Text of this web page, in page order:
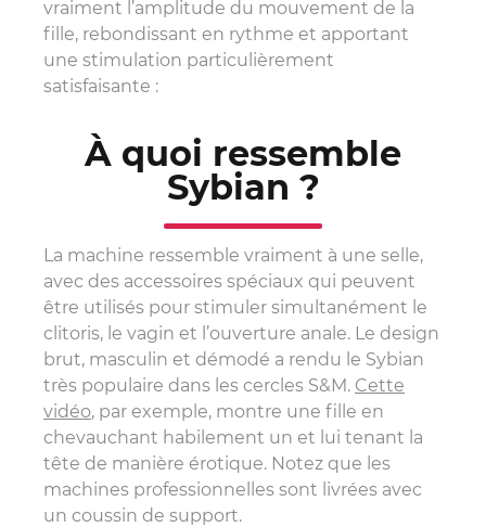
vraiment l’amplitude du mouvement de la
fille, rebondissant en rythme et apportant
une stimulation particulièrement
satisfaisante :
À quoi ressemble
Sybian ?
La machine ressemble vraiment à une selle,
avec des accessoires spéciaux qui peuvent
être utilisés pour stimuler simultanément le
clitoris, le vagin et l’ouverture anale. Le design
brut, masculin et démodé a rendu le Sybian
très populaire dans les cercles S&M. Cette
vidéo, par exemple, montre une fille en
chevauchant habilement un et lui tenant la
tête de manière érotique. Notez que les
machines professionnelles sont livrées avec
un coussin de support.